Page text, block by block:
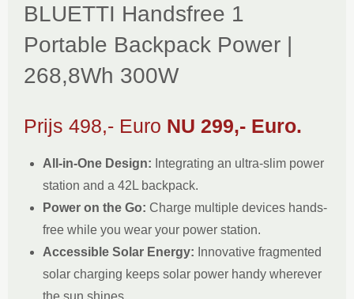
BLUETTI Handsfree 1
Portable Backpack Power |
268,8Wh 300W
Prijs 498,- Euro NU 299,- Euro.
All-in-One Design: Integrating an ultra-slim power
station and a 42L backpack.
Power on the Go: Charge multiple devices hands-
free while you wear your power station.
Accessible Solar Energy: Innovative fragmented
solar charging keeps solar power handy wherever